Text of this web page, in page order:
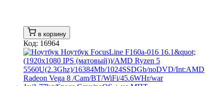
в корзину
Код: 16964